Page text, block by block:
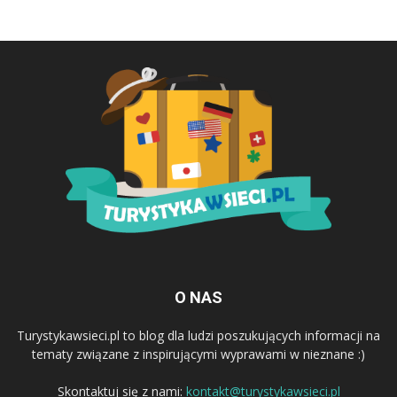
O NAS
Turystykawsieci.pl to blog dla ludzi poszukujących informacji na
tematy związane z inspirującymi wyprawami w nieznane :)
Skontaktuj się z nami: kontakt@turystykawsieci.pl